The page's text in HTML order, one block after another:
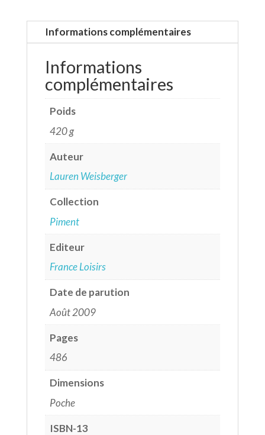
Informations complémentaires
Informations
complémentaires
Poids
420 g
Auteur
Lauren Weisberger
Collection
Piment
Editeur
France Loisirs
Date de parution
Août 2009
Pages
486
Dimensions
Poche
ISBN-13